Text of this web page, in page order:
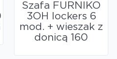
Szafa FURNIKO
3OH lockers 6
mod. + wieszak z
donicą 160